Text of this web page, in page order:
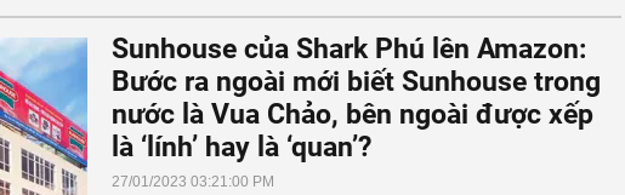
Sunhouse của Shark Phú lên Amazon:
Bước ra ngoài mới biết Sunhouse trong
nước là Vua Chảo, bên ngoài được xếp
là ‘lính’ hay là ‘quan’?
27/01/2023 03:21:00 PM